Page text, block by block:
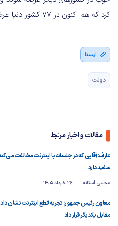
کرد که هم اکنون در 77 کشور دنیا عرضه شده.
ایسنا
دولت
مقالات و اخبار مرتبط
عارف: آقایی که در جلسات با اینترنت مخالفت
سفید دارد
مجتبی آستانه 26 خرداد 1405
معاون رئیس جمهور: تجربه قطع اینترنت نشان داد
مقابل یکدیگر قرار داد